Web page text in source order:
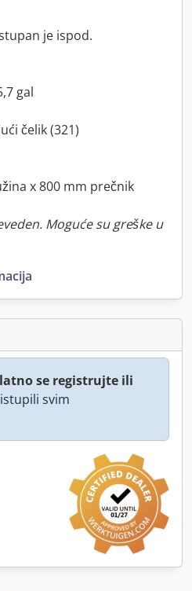
je ispod.
gal
čelik (321)
x 800 mm prečnik
Moguće su greške u
se registrujte ili
svim